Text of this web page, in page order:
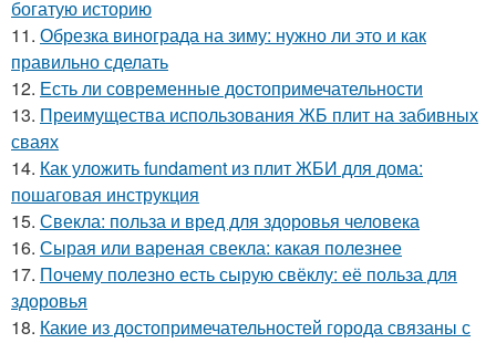
богатую историю
11. Обрезка винограда на зиму: нужно ли это и как
правильно сделать
12. Есть ли современные достопримечательности
13. Преимущества использования ЖБ плит на забивных
сваях
14. Как уложить fundament из плит ЖБИ для дома:
пошаговая инструкция
15. Свекла: польза и вред для здоровья человека
16. Сырая или вареная свекла: какая полезнее
17. Почему полезно есть сырую свёклу: её польза для
здоровья
18. Какие из достопримечательностей города связаны с